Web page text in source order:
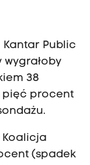
Public
wygrałoby
38
pięć procent
Koalicja
(spadek